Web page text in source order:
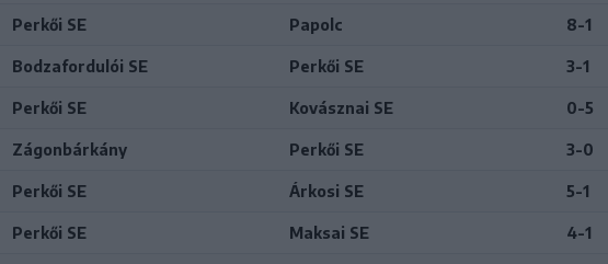
Perkői SE Papolc 8-1
Bodzafordulói SE Perkői SE 3-1
Perkői SE Kovásznai SE 0-5
Zágonbárkány Perkői SE 3-0
Perkői SE Árkosi SE 5-1
Perkői SE Maksai SE 4-1